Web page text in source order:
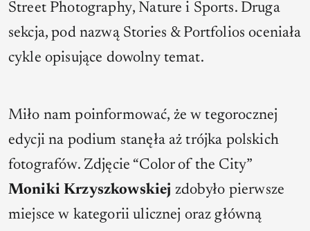
Street Photography, Nature i Sports. Druga
sekcja, pod nazwą Stories & Portfolios oceniała
cykle opisujące dowolny temat.
Miło nam poinformować, że w tegorocznej
edycji na podium stanęła aż trójka polskich
fotografów. Zdjęcie “Color of the City”
Moniki Krzyszkowskiej zdobyło pierwsze
miejsce w kategorii ulicznej oraz główną